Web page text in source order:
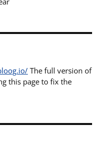
The full version of
this page to fix the